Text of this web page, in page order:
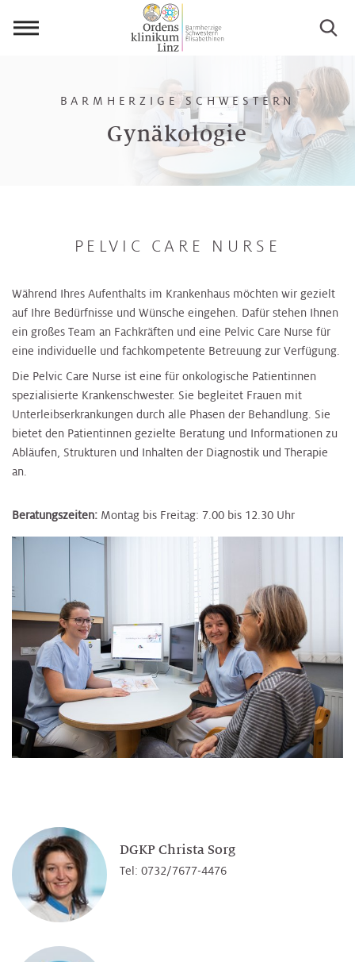
Gynäkologie
BARMHERZIGE SCHWESTERN
PELVIC CARE NURSE
Während Ihres Aufenthalts im Krankenhaus möchten wir gezielt
auf Ihre Bedürfnisse und Wünsche eingehen. Dafür stehen Ihnen
ein großes Team an Fachkräften und eine Pelvic Care Nurse für
eine individuelle und fachkompetente Betreuung zur Verfügung.
Die Pelvic Care Nurse ist eine für onkologische Patientinnen
spezialisierte Krankenschwester. Sie begleitet Frauen mit
Unterleibserkrankungen durch alle Phasen der Behandlung. Sie
bietet den Patientinnen gezielte Beratung und Informationen zu
Abläufen, Strukturen und Inhalten der Diagnostik und Therapie
an.
Beratungszeiten: Montag bis Freitag: 7.00 bis 12.30 Uhr
DGKP Christa Sorg
Tel: 0732/7677-4476